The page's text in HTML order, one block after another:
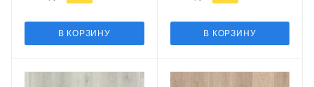
В КОРЗИНУ В КОРЗИНУ